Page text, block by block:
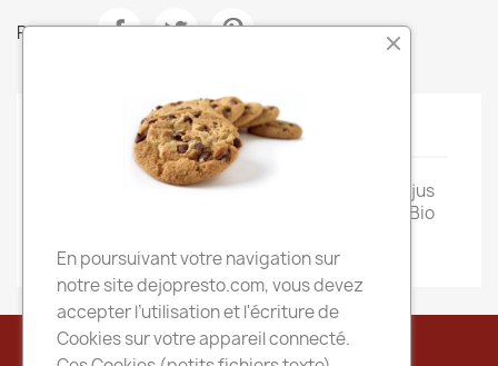
Partager
Description Détails du produit
Ingrédients : Purée de mangue Bio 25%, purs jus
de fruits Bio (pomme Bio, fruits de la passion Bio
En poursuivant votre navigation sur
notre site dejopresto.com, vous devez
accepter l’utilisation et l'écriture de
Cookies sur votre appareil connecté.